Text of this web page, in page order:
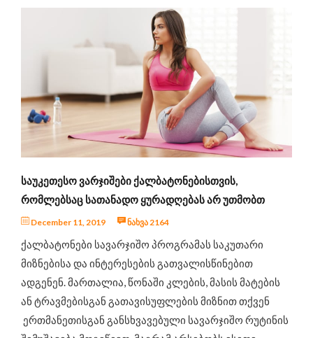
პირველი ნაბიჯები ფიტნესში
ქალბატონები (12+)
ამბები ფიტნეს სამყაროდან
მეცნიერული ექსპერიმენტები
ინტერვიუ
ცნობილი ადამიანები გვირჩევენ
ჯანსაღი კერძების რეცეპტები
ღონისძიებები და სიახლეები
საკვები დანამატები
ᲡᲐᲣᲙᲔᲗᲔᲡᲝ ᲕᲐᲠᲯᲘᲨᲔᲑᲘ ᲥᲐᲚᲑᲐᲢᲝᲜᲔᲑᲘᲡᲗᲕᲘᲡ,
ᲠᲝᲛᲚᲔᲑᲡᲐᲪ ᲡᲐᲗᲐᲜᲐᲓᲝ ᲧᲣᲠᲐᲓᲦᲔᲑᲐᲡ ᲐᲠ ᲣᲗᲛᲝᲑᲗ
December 11, 2019 ნახვა 2164
ქალბატონები სავარჯიშო პროგრამას საკუთარი
მიზნებისა და ინტერესების გათვალისწინებით
ადგენენ. მართალია, წონაში კლების, მასის მატების
ან ტრავმებისგან გათავისუფლების მიზნით თქვენ
ერთმანეთისგან განსხვავებული სავარჯიშო რუტინის